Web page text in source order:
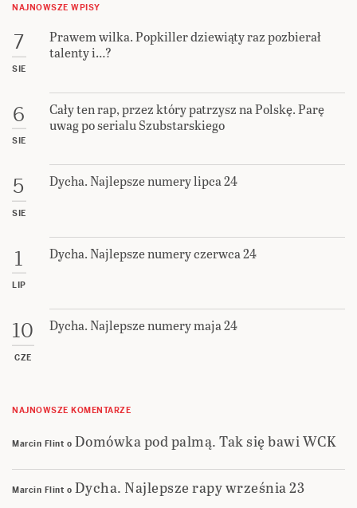
NAJNOWSZE WPISY
7
SIE
Prawem wilka. Popkiller dziewiąty raz pozbierał
talenty i…?
6
SIE
Cały ten rap, przez który patrzysz na Polskę. Parę
uwag po serialu Szubstarskiego
5
SIE
Dycha. Najlepsze numery lipca 24
1
LIP
Dycha. Najlepsze numery czerwca 24
10
CZE
Dycha. Najlepsze numery maja 24
NAJNOWSZE KOMENTARZE
Marcin Flint o Domówka pod palmą. Tak się bawi WCK
Marcin Flint o Dycha. Najlepsze rapy września 23